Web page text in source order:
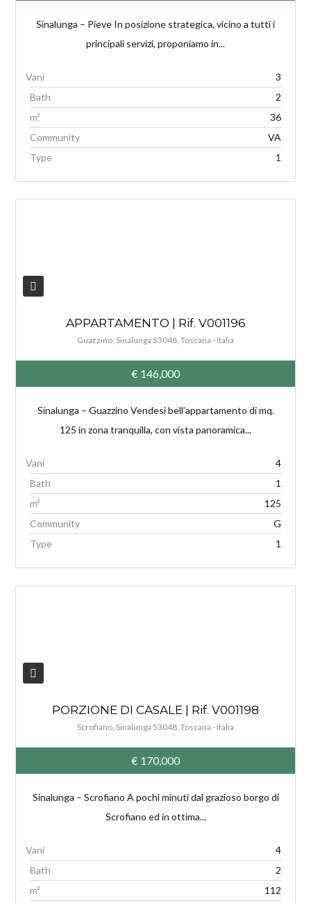
Sinalunga – Pieve In posizione strategica, vicino a tutti i
principali servizi, proponiamo in...
3
Bath
2
m²
36
Community
VA
Type
1
APPARTAMENTO | Rif. V001196
Guazzino, Sinalunga 53048, Toscana - Italia
€ 146,000
Sinalunga – Guazzino Vendesi bell’appartamento di mq.
125 in zona tranquilla, con vista panoramica...
4
Bath
1
m²
125
Community
G
Type
1
PORZIONE DI CASALE | Rif. V001198
Scrofiano, Sinalunga 53048, Toscana - Italia
€ 170,000
Sinalunga – Scrofiano A pochi minuti dal grazioso borgo di
Scrofiano ed in ottima...
4
Bath
2
m²
112